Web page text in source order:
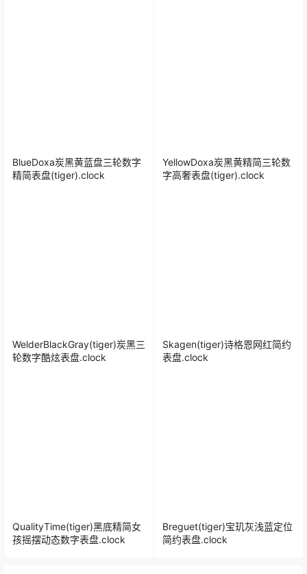
BlueDoxa炭黑黄蓝盘三轮数字
精简表盘(tiger).clock
YellowDoxa炭黑黄精简三轮数
字高奢表盘(tiger).clock
WelderBlackGray(tiger)炭黑三
轮数字酷炫表盘.clock
Skagen(tiger)诗格恩网红简约
表盘.clock
QualityTime(tiger)黑底精简女
孩摇摆动态数字表盘.clock
Breguet(tiger)宝玑灰浅蓝定位
简约表盘.clock